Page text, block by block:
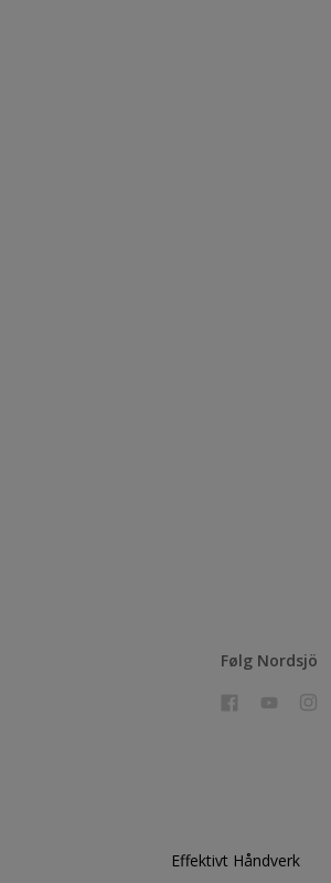
Følg Nordsjö
Effektivt Håndverk